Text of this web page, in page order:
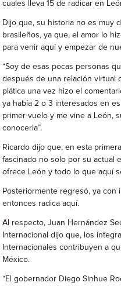
cuales lleva 15 de radicar en
Dijo que, su historia no es muy
brasileños, ya que, el amor lo
para venir aquí y empezar de
“Soy de esas pocas personas
después de una relación virtual
plática una vez hizo el
ya había 2 o 3 interesados en
primer vuelo y me vine a León,
conocerla”.
Ricardo dijo que, en esta
fascinado no solo por su actual
ofrece León y todo lo que aquí
Posteriormente regresó, ya con
entonces radica aquí.
Al respecto, Juan Hernández
Internacional dijo que, los
Internacionales contribuyen a
México.
“El gobernador Diego Sinhue